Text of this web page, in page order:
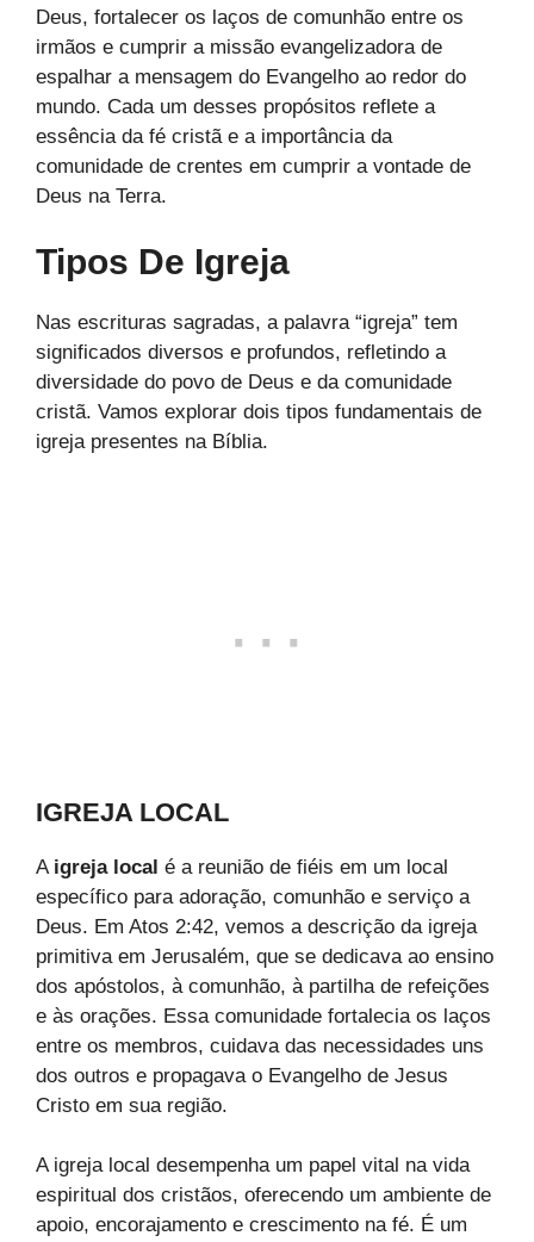
Deus, fortalecer os laços de comunhão entre os
irmãos e cumprir a missão evangelizadora de
espalhar a mensagem do Evangelho ao redor do
mundo. Cada um desses propósitos reflete a
essência da fé cristã e a importância da
comunidade de crentes em cumprir a vontade de
Deus na Terra.
Tipos De Igreja
Nas escrituras sagradas, a palavra “igreja” tem
significados diversos e profundos, refletindo a
diversidade do povo de Deus e da comunidade
cristã. Vamos explorar dois tipos fundamentais de
igreja presentes na Bíblia.
IGREJA LOCAL
A igreja local é a reunião de fiéis em um local
específico para adoração, comunhão e serviço a
Deus. Em Atos 2:42, vemos a descrição da igreja
primitiva em Jerusalém, que se dedicava ao ensino
dos apóstolos, à comunhão, à partilha de refeições
e às orações. Essa comunidade fortalecia os laços
entre os membros, cuidava das necessidades uns
dos outros e propagava o Evangelho de Jesus
Cristo em sua região.
A igreja local desempenha um papel vital na vida
espiritual dos cristãos, oferecendo um ambiente de
apoio, encorajamento e crescimento na fé. É um